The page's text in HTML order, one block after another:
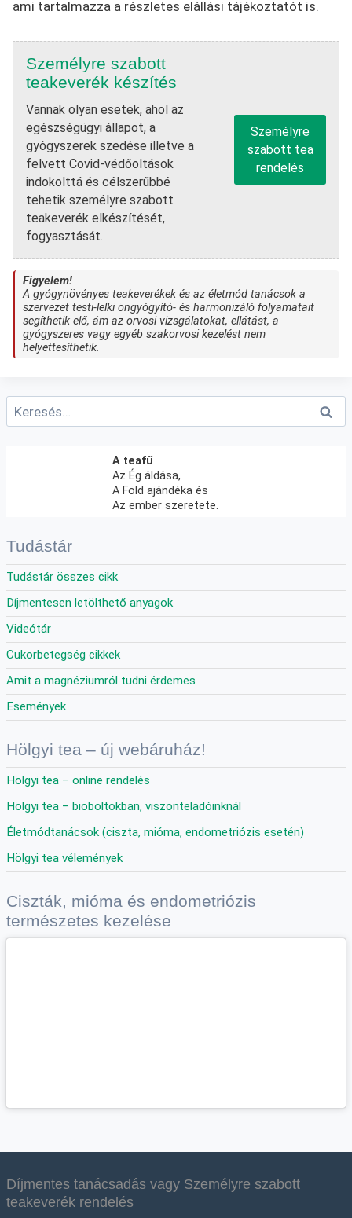
ami tartalmazza a részletes elállási tájékoztatót is.
Személyre szabott
teakeverék készítés
Vannak olyan esetek, ahol az
egészségügyi állapot, a
gyógyszerek szedése illetve a
felvett Covid-védőoltások
indokolttá és célszerűbbé
tehetik személyre szabott
teakeverék elkészítését,
fogyasztását.
Személyre
szabott tea
rendelés
Figyelem!
A gyógynövényes teakeverékek és az életmód tanácsok a
szervezet testi-lelki öngyógyító- és harmonizáló folyamatait
segíthetik elő, ám az orvosi vizsgálatokat, ellátást, a
gyógyszeres vagy egyéb szakorvosi kezelést nem
helyettesíthetik.
Keresés:
A teafű
Az Ég áldása,
A Föld ajándéka és
Az ember szeretete.
Tudástár
Tudástár összes cikk
Díjmentesen letölthető anyagok
Videótár
Cukorbetegség cikkek
Amit a magnéziumról tudni érdemes
Események
Hölgyi tea – új webáruház!
Hölgyi tea – online rendelés
Hölgyi tea – bioboltokban, viszonteladóinknál
Életmódtanácsok (ciszta, mióma, endometriózis esetén)
Hölgyi tea vélemények
Ciszták, mióma és endometriózis
természetes kezelése
Díjmentes tanácsadás vagy Személyre szabott
teakeverék rendelés